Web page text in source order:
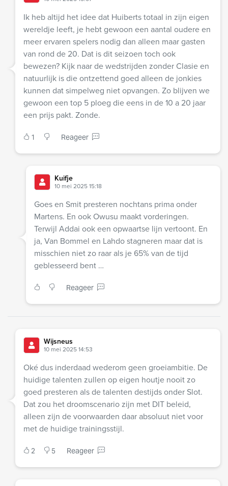
Ik heb altijd het idee dat Huiberts totaal in zijn eigen
wereldje leeft, je hebt gewoon een aantal oudere en
meer ervaren spelers nodig dan alleen maar gasten
van rond de 20. Dat is dit seizoen toch ook
bewezen? Kijk naar de wedstrijden zonder Clasie en
natuurlijk is die ontzettend goed alleen de jonkies
kunnen dat simpelweg niet opvangen. Zo blijven we
gewoon een top 5 ploeg die eens in de 10 a 20 jaar
een prijs pakt. Zonde.
1 Reageer
Kuifje
10 mei 2025 15:18
Goes en Smit presteren nochtans prima onder
Martens. En ook Owusu maakt vorderingen.
Terwijl Addai ook een opwaartse lijn vertoont. En
ja, Van Bommel en Lahdo stagneren maar dat is
misschien niet zo raar als je 65% van de tijd
geblesseerd bent …
Reageer
Wijsneus
10 mei 2025 14:53
Oké dus inderdaad wederom geen groeiambitie. De
huidige talenten zullen op eigen houtje nooit zo
goed presteren als de talenten destijds onder Slot.
Dat zou het droomscenario zijn met DIT beleid,
alleen zijn de voorwaarden daar absoluut niet voor
met de huidige trainingsstijl.
2 5 Reageer